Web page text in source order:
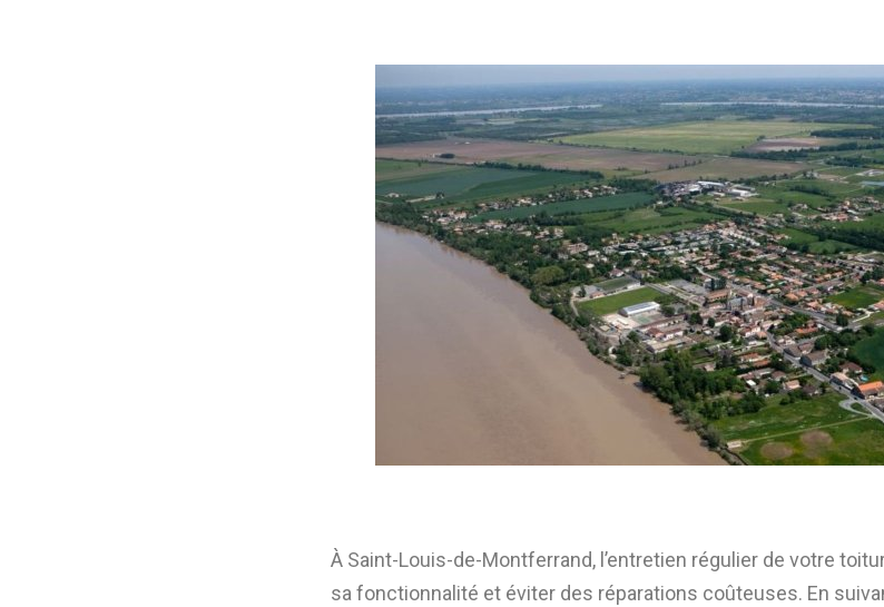
À Saint-Louis-de-Montferrand, l’entretien régulier de votre
sa fonctionnalité et éviter des réparations coûteuses. En